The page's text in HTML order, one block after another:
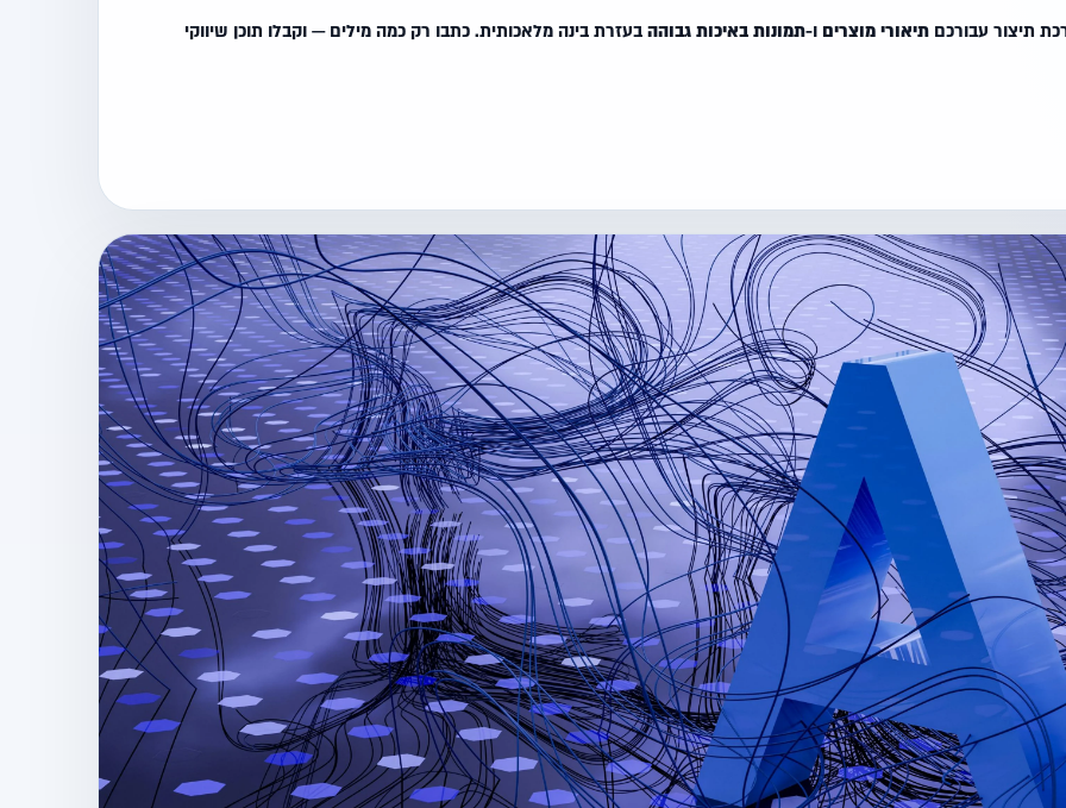
תיצור עבורכם תיאורי מוצרים ו-תמונות באיכות גבוההבעזרת בינה מלאכותית. כתבו רק כמה מילים — וקבלו תוכן שיווקי